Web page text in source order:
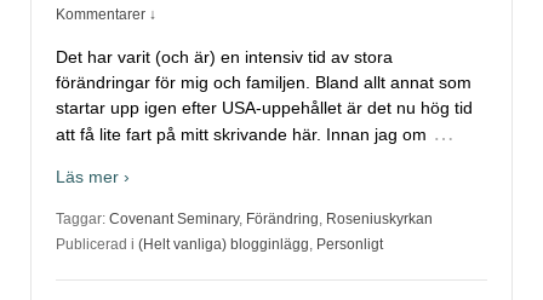
Kommentarer ↓
Det har varit (och är) en intensiv tid av stora
förändringar för mig och familjen. Bland allt annat som
startar upp igen efter USA-uppehållet är det nu hög tid
att få lite fart på mitt skrivande här. Innan jag om …
Läs mer ›
Taggar: Covenant Seminary, Förändring, Roseniuskyrkan
Publicerad i (Helt vanliga) blogginlägg, Personligt